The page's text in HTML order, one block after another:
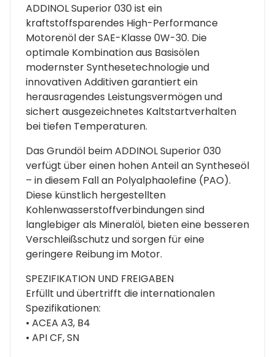
ADDINOL Superior 030 ist ein
kraftstoffsparendes High-Performance
Motorenöl der SAE-Klasse 0W-30. Die
optimale Kombination aus Basisölen
modernster Synthesetechnologie und
innovativen Additiven garantiert ein
herausragendes Leistungsvermögen und
sichert ausgezeichnetes Kaltstartverhalten
bei tiefen Temperaturen.
Das Grundöl beim ADDINOL Superior 030
verfügt über einen hohen Anteil an Syntheseöl
– in diesem Fall an Polyalphaolefine (PAO).
Diese künstlich hergestellten
Kohlenwasserstoffverbindungen sind
langlebiger als Mineralöl, bieten eine besseren
Verschleißschutz und sorgen für eine
geringere Reibung im Motor.
SPEZIFIKATION UND FREIGABEN
Erfüllt und übertrifft die internationalen
Spezifikationen:
• ACEA A3, B4
• API CF, SN